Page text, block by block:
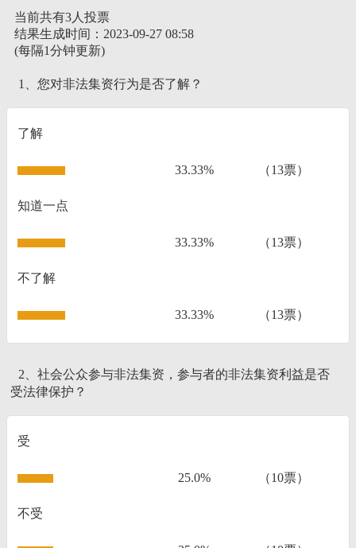
当前共有3人投票
结果生成时间：2023-09-27 08:58
(每隔1分钟更新)
1、您对非法集资行为是否了解？
了解
33.33% （13票）
知道一点
33.33% （13票）
不了解
33.33% （13票）
2、社会公众参与非法集资，参与者的非法集资利益是否
受法律保护？
受
25.0% （10票）
不受